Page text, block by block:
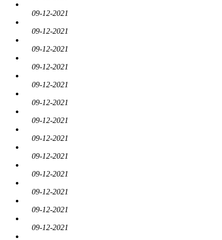
09-12-2021
09-12-2021
09-12-2021
09-12-2021
09-12-2021
09-12-2021
09-12-2021
09-12-2021
09-12-2021
09-12-2021
09-12-2021
09-12-2021
09-12-2021